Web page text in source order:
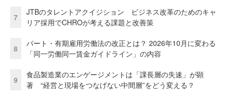
7
JTBのタレントアクイジション ビジネス改革のためのキャ
リア採用でCHROが考える課題と改善策
8
パート・有期雇用労働法の改正とは？ 2026年10月に変わる
「同一労働同一賃金ガイドライン」の内容
9
食品製造業のエンゲージメントは「課長層の失速」が顕
著 “経営と現場をつなげない中間層”をどう変える？